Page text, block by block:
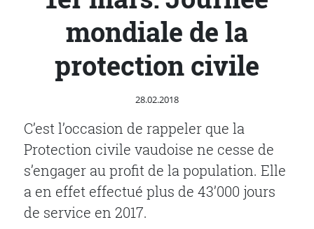
mondiale de la
protection civile
Publié le
28.02.2018
C’est l’occasion de rappeler que la
Protection civile vaudoise ne cesse de
s’engager au profit de la population. Elle
a en effet effectué plus de 43’000 jours
de service en 2017.